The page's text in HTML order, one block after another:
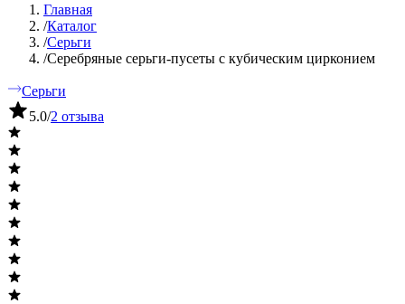
Главная
/Каталог
/Серьги
/Серебряные серьги-пусеты с кубическим цирконием
Серьги
5.0/2 отзыва